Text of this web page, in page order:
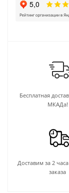
Бесплатная
МКАДа!
Доставим за 2
заказа